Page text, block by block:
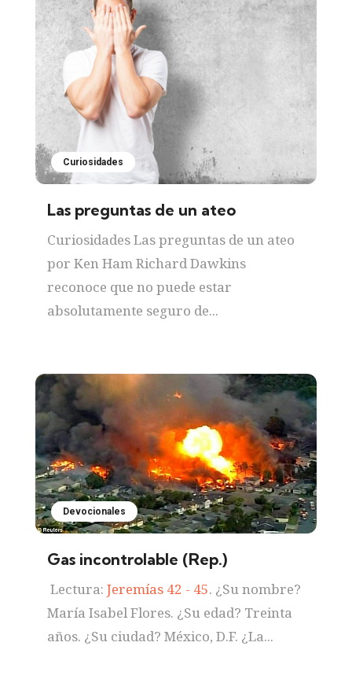
Curiosidades
Las preguntas de un ateo
Curiosidades Las preguntas de un ateo
por Ken Ham Richard Dawkins
reconoce que no puede estar
absolutamente seguro de...
Devocionales
Gas incontrolable (Rep.)
Lectura: Jeremías 42 - 45. ¿Su nombre?
María Isabel Flores. ¿Su edad? Treinta
años. ¿Su ciudad? México, D.F. ¿La...